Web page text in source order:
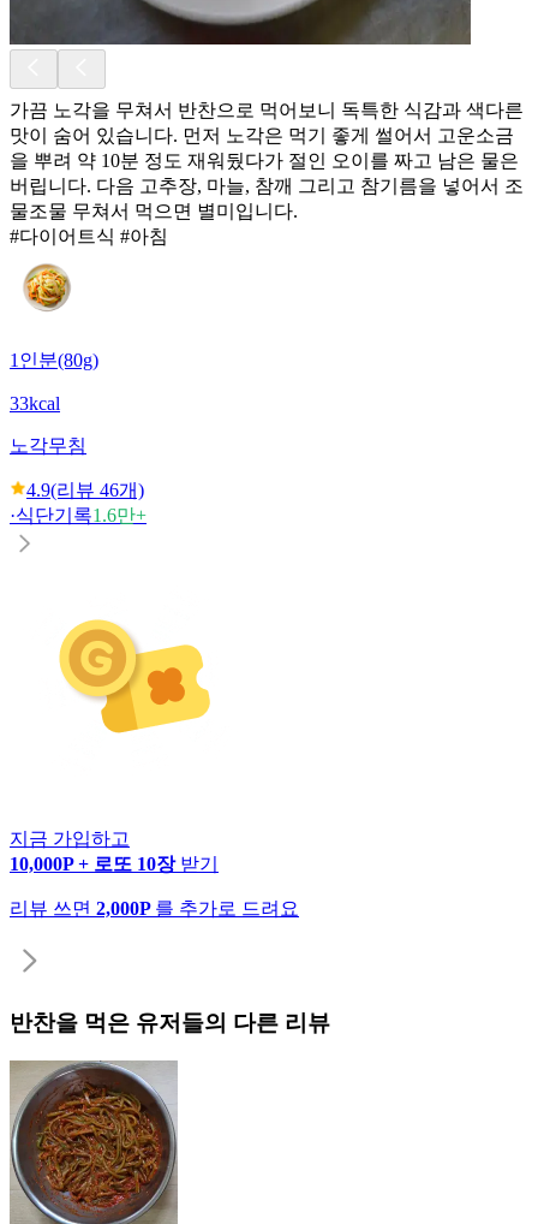
가끔 노각을 무쳐서 반찬으로 먹어보니 독특한 식감과 색다른
맛이 숨어 있습니다. 먼저 노각은 먹기 좋게 썰어서 고운소금
을 뿌려 약 10분 정도 재워뒀다가 절인 오이를 짜고 남은 물은
버립니다. 다음 고추장, 마늘, 참깨 그리고 참기름을 넣어서 조
물조물 무쳐서 먹으면 별미입니다.
#다이어트식 #아침
1인분(80g)
33kcal
노각무침
4.9(리뷰 46개)
·식단기록1.6만+
지금 가입하고
10,000P + 로또 10장 받기
리뷰 쓰면 2,000P 를 추가로 드려요
반찬을 먹은 유저들의 다른 리뷰